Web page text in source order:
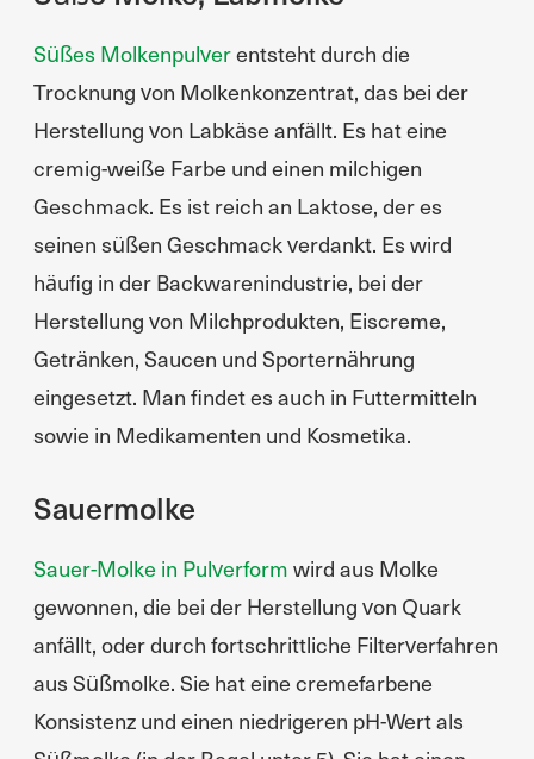
Süßes Molkenpulverentsteht durch die
Trocknung von Molkenkonzentrat, das bei der
Herstellung von Labkäse anfällt. Es hat eine
cremig-weiße Farbe und einen milchigen
Geschmack. Es ist reich an Laktose, der es
seinen süßen Geschmack verdankt. Es wird
häufig in der Backwarenindustrie, bei der
Herstellung von Milchprodukten, Eiscreme,
Getränken, Saucen und Sporternährung
eingesetzt. Man findet es auch in Futtermitteln
sowie in Medikamenten und Kosmetika.
Sauermolke
Sauer-Molke in Pulverform wird aus Molke
gewonnen, die bei der Herstellung von Quark
anfällt, oder durch fortschrittliche Filterverfahren
aus Süßmolke. Sie hat eine cremefarbene
Konsistenz und einen niedrigeren pH-Wert als